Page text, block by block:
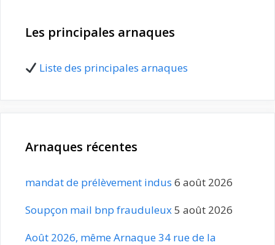
Les principales arnaques
Liste des principales arnaques
Arnaques récentes
mandat de prélèvement indus 6 août 2026
Soupçon mail bnp frauduleux5 août 2026
Août 2026, même Arnaque 34 rue de la